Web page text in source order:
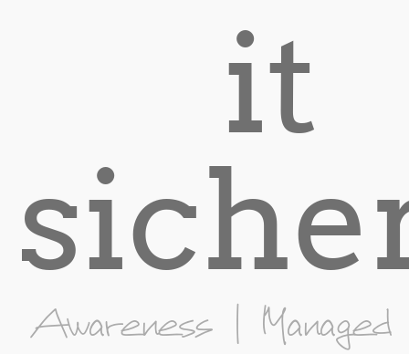
it
Awareness| Managed